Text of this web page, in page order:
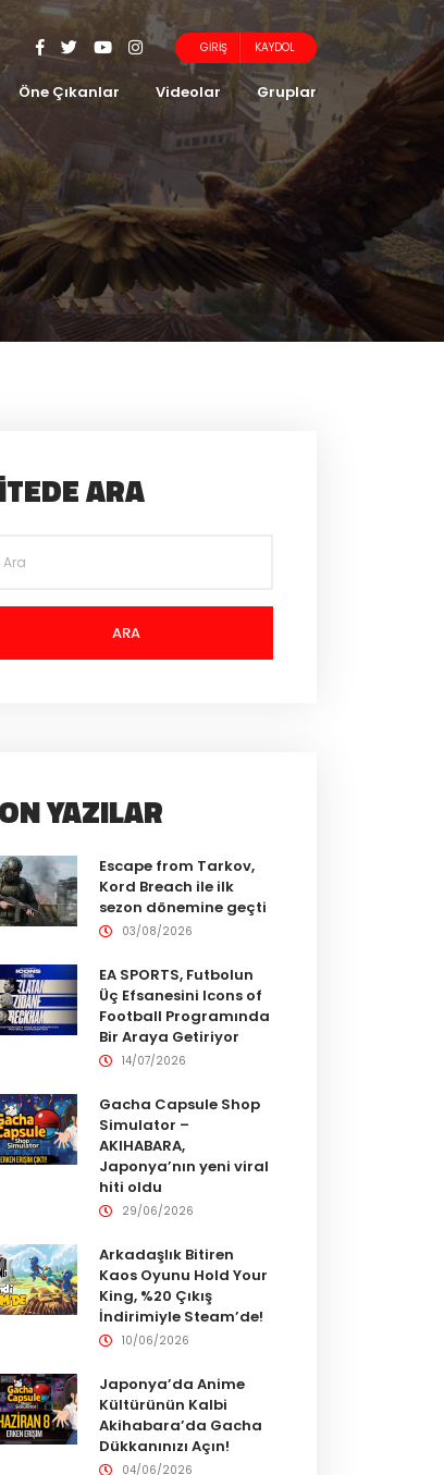
GIRIŞ KAYDOL
Öne Çıkanlar Videolar Gruplar
ARA
ARA
YAZILAR
Escape from Tarkov,
Kord Breach ile ilk
sezon dönemine geçti
03/08/2026
EA SPORTS, Futbolun
Üç Efsanesini Icons of
Football Programında
Bir Araya Getiriyor
14/07/2026
Gacha Capsule Shop
Simulator –
AKIHABARA,
Japonya’nın yeni viral
hiti oldu
29/06/2026
Arkadaşlık Bitiren
Kaos Oyunu Hold Your
King, %20 Çıkış
İndirimiyle Steam’de!
10/06/2026
Japonya’da Anime
Kültürünün Kalbi
Akihabara’da Gacha
Dükkanınızı Açın!
04/06/2026